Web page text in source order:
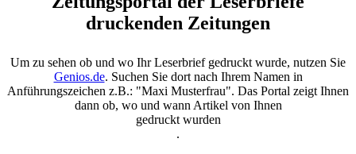
druckenden Zeitungen
Um zu sehen ob und wo Ihr Leserbrief gedruckt wurde, nutzen Sie
Genios.de. Suchen Sie dort nach Ihrem Namen in
Anführungszeichen z.B.: "Maxi Musterfrau". Das Portal zeigt Ihnen
dann ob, wo und wann Artikel von Ihnen
gedruckt wurden
.